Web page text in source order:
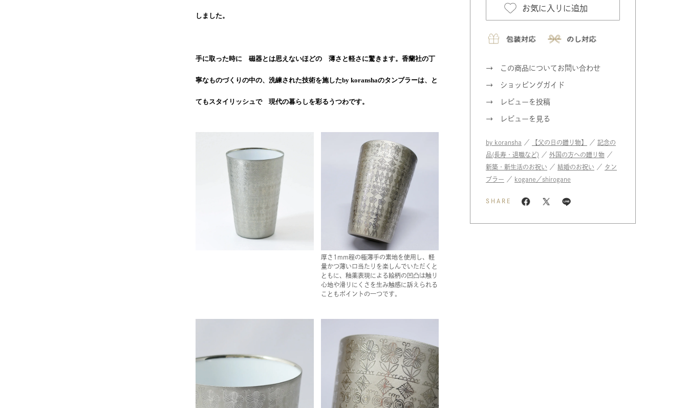
しました。
手に取った時に 磁器とは思えないほどの 薄さと軽さに驚きます。香蘭社の丁
寧なものづくりの中の、洗練された技術を施したby koranshaのタンブラーは、と
てもスタイリッシュで 現代の暮らしを彩るうつわです。
厚さ1mm程の極薄手の素地を使用し、軽
量かつ薄い口当たりを楽しんでいただくと
ともに、釉薬表現による絵柄の凹凸は触り
心地や滑りにくさを生み触感に訴えられる
こともポイントの一つです。
お気に入りに追加
この商品についてお問い合わせ
ショッピングガイド
レビューを投稿
レビューを見る
by koransha ／ 【父の日の贈り物】 ／ 記念の
品(長寿・退職など) ／ 外国の方への贈り物 ／
新築・新生活のお祝い ／ 結婚のお祝い ／ タン
ブラー ／ kogane／shirogane
SHARE